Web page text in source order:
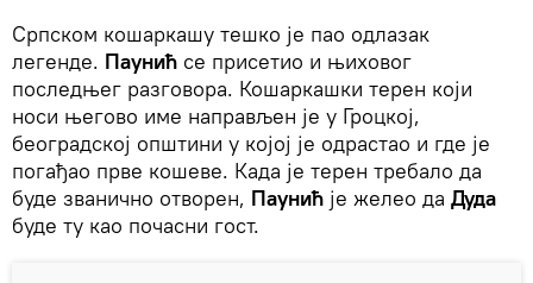
Српском кошаркашу тешко је пао одлазак
легенде. Паунић се присетио и њиховог
последњег разговора. Кошаркашки терен који
носи његово име направљен је у Гроцкој,
београдској општини у којој је одрастао и где је
погађао прве кошеве. Када је терен требало да
буде званично отворен, Паунић је желео да Дуда
буде ту као почасни гост.